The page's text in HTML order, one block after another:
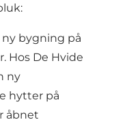
bygning på
Hos De Hvide
ny
hytter på
åbnet